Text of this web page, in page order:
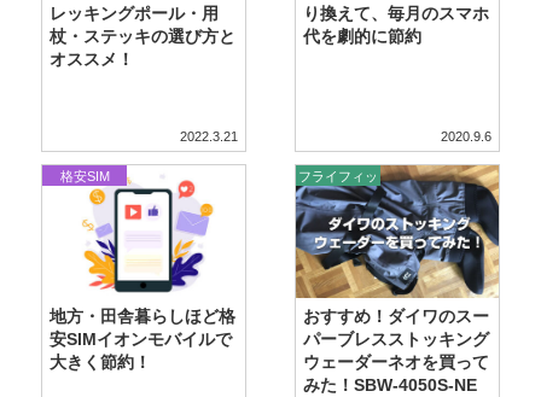
レッキングポール・用
杖・ステッキの選び方と
オススメ！
2022.3.21
り換えて、毎月のスマホ
代を劇的に節約
2020.9.6
地方・田舎暮らしほど格
安SIMイオンモバイルで
大きく節約！
格安SIM
おすすめ！ダイワのスー
パーブレスストッキング
ウェーダーネオを買って
みた！SBW-4050S-NE
フライフィッ
シング